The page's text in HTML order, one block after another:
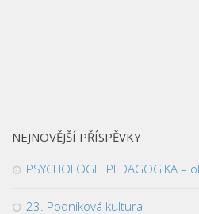
NEJNOVĚJŠÍ PŘÍSPĚVKY
PSYCHOLOGIE PEDAGOGIKA –
23. Podniková kultura